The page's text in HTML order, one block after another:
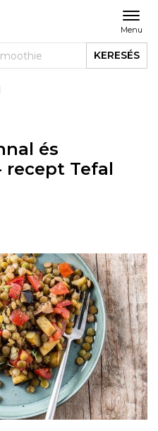
Menu
KERESÉS
és
recept Tefal